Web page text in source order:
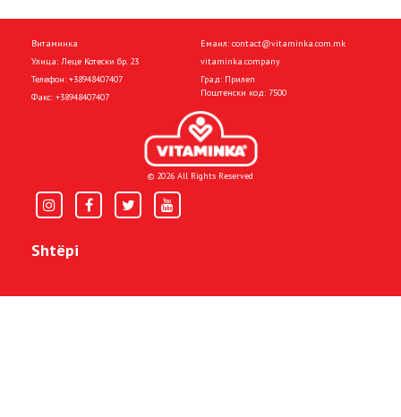
Витаминка
Улица: Леце Котески бр. 23
Телефон: +38948407407
Факс: +38948407407
Емаил: contact@vitaminka.com.mk
vitaminka.company
Град: Прилеп
Поштенски код: 7500
© 2026 All Rights Reserved
Shtëpi